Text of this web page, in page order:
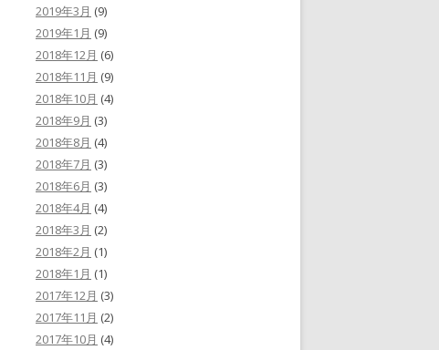
2019年3月 (9)
2019年1月 (9)
2018年12月 (6)
2018年11月 (9)
2018年10月 (4)
2018年9月 (3)
2018年8月 (4)
2018年7月 (3)
2018年6月 (3)
2018年4月 (4)
2018年3月 (2)
2018年2月 (1)
2018年1月 (1)
2017年12月 (3)
2017年11月 (2)
2017年10月 (4)